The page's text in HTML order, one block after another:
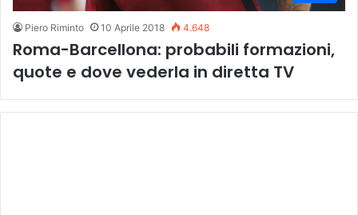
Piero Riminto 10 Aprile 2018 4.648
Roma-Barcellona: probabili formazioni,
quote e dove vederla in diretta TV